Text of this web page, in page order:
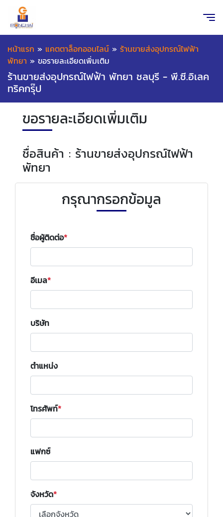
หน้าแรก » แคตตาล็อกออนไลน์ » ร้านขายส่งอุปกรณ์ไฟฟ้า
พัทยา » ขอรายละเอียดเพิ่มเติม
ร้านขายส่งอุปกรณ์ไฟฟ้า พัทยา ชลบุรี - พี.ซี.อิเลค
ทริคกรุ๊ป
ขอรายละเอียดเพิ่มเติม
ชื่อสินค้า : ร้านขายส่งอุปกรณ์ไฟฟ้า
พัทยา
กรุณากรอกข้อมูล
ชื่อผู้ติดต่อ
อีเมล
บริษัท
ตำแหน่ง
โทรศัพท์
แฟกซ์
จังหวัด